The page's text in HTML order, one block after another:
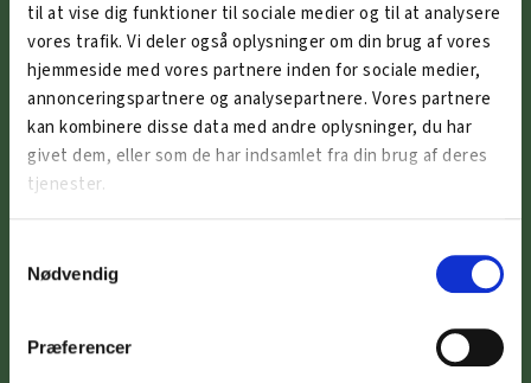
til at vise dig funktioner til sociale medier og til at analysere
vores trafik. Vi deler også oplysninger om din brug af vores
hjemmeside med vores partnere inden for sociale medier,
annonceringspartnere og analysepartnere. Vores partnere
kan kombinere disse data med andre oplysninger, du har
givet dem, eller som de har indsamlet fra din brug af deres
tjenester.
Nødvendig
Præferencer
OM PROJEKTET
ArbejdskraftAlliancen er et projektsamarbejde mellem:
Region Sjælland, Erhvervshus
Sjælland, Business Faxe, Holbæk Erhvervsforum, Kalundborgegnens
Erhvervsråd, Næstved Erhverv, Ringsted Kommune, Erhvervsforum
Faxe Kommune